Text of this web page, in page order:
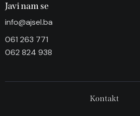
Javi nam se
info@ajsel.ba
061 263 771
062 824 938
Kontakt